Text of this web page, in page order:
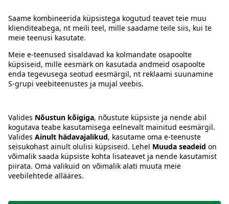
Juhised
Tingimused
Keel:ETENRU